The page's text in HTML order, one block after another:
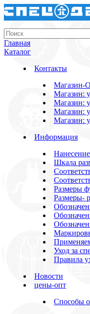
Главная
Каталог
Контакты
Магазин-
Магазин:
Магазин:
Магазин:
Магазин:
Информация
Шкала
Размеры
Размеры-
Уход за
Правила
Новости
цены-опт
Способы